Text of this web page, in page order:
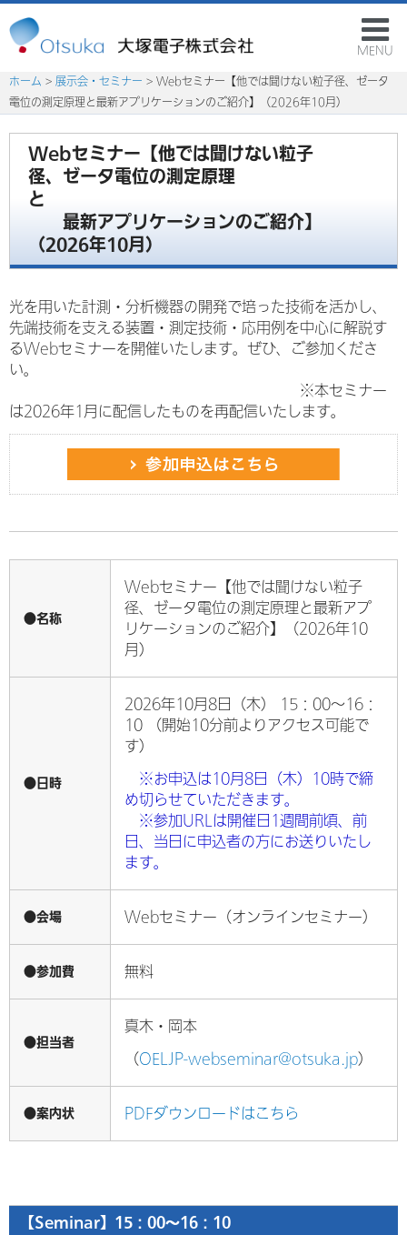
MENU
ホーム > 展示会・セミナー > Webセミナー【他では聞けない粒子径、ゼータ
電位の測定原理と最新アプリケーションのご紹介】（2026年10月）
Webセミナー【他では聞けない粒子
径、ゼータ電位の測定原理
と
最新アプリケーションのご紹介】
（2026年10月）
光を用いた計測・分析機器の開発で培った技術を活かし、
先端技術を支える装置・測定技術・応用例を中心に解説す
るWebセミナーを開催いたします。ぜひ、ご参加くださ
い。
※本セミナー
は2026年1月に配信したものを再配信いたします。
●名称
Webセミナー【他では聞けない粒子
径、ゼータ電位の測定原理と最新アプ
リケーションのご紹介】（2026年10
月）
●日時
2026年10月8日（木） 15：00～16：
10 （開始10分前よりアクセス可能で
す）
※お申込は10月8日（木）10時で締
め切らせていただきます。
※参加URLは開催日1週間前頃、前
日、当日に申込者の方にお送りいたし
ます。
●会場 Webセミナー（オンラインセミナー）
●参加費 無料
●担当者
真木・岡本
（OELJP-webseminar@otsuka.jp）
●案内状 PDFダウンロードはこちら
【Seminar】15：00～16：10